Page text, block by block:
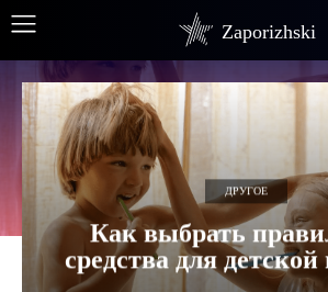
Zaporizhski
ДРУГОЕ
Как выбрать
средства для